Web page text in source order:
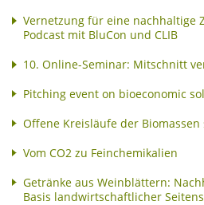
Vernetzung für eine nachhaltige
Podcast mit BluCon und CLIB
10. Online-Seminar: Mitschnitt
Pitching event on bioeconomic
Offene Kreisläufe der Biomassen
Vom CO2 zu Feinchemikalien
Getränke aus Weinblättern:
Basis landwirtschaftlicher